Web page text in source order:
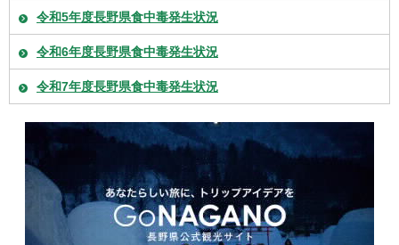
令和5年度長野県食中毒発生状況
令和6年度長野県食中毒発生状況
令和7年度長野県食中毒発生状況